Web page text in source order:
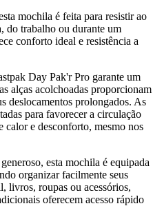
mochila é feita para resistir ao
do trabalho ou durante um
conforto ideal e resistência a
Day Pak'r Pro garante um
alças acolchoadas proporcionam
deslocamentos prolongados. As
para favorecer a circulação
calor e desconforto, mesmo nos
esta mochila é equipada
organizar facilmente seus
livros, roupas ou acessórios,
oferecem acesso rápido